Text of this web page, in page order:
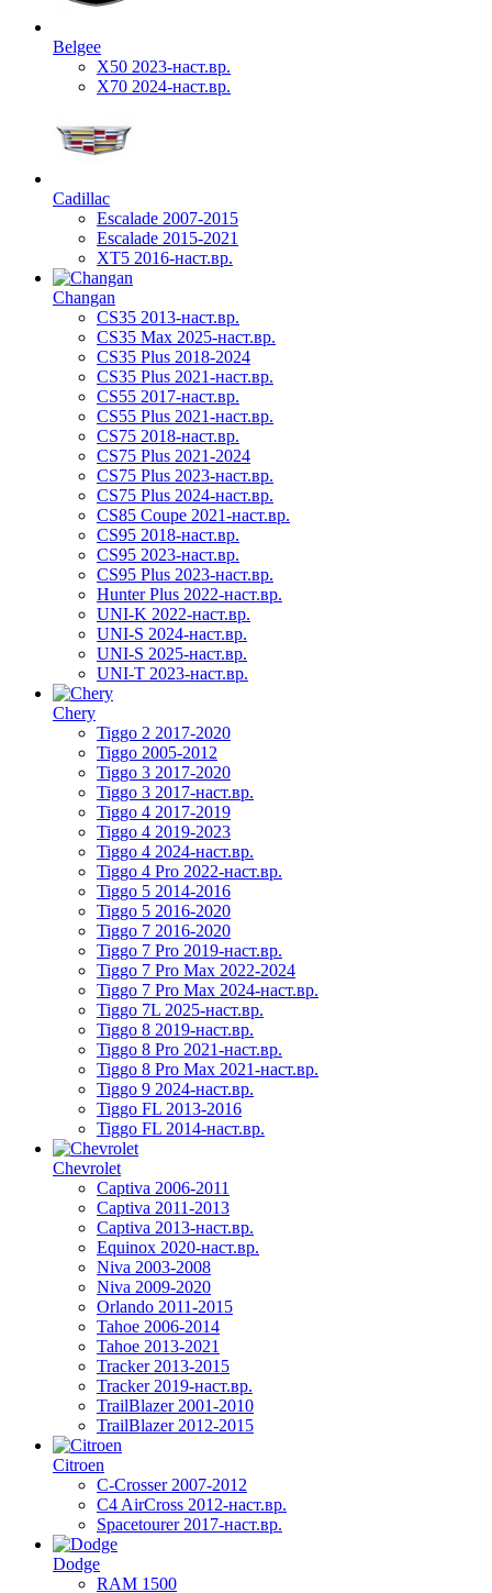
Belgee
X50 2023-наст.вр.
X70 2024-наст.вр.
Cadillac
Escalade 2007-2015
Escalade 2015-2021
XT5 2016-наст.вр.
Changan
CS35 2013-наст.вр.
CS35 Max 2025-наст.вр.
CS35 Plus 2018-2024
CS35 Plus 2021-наст.вр.
CS55 2017-наст.вр.
CS55 Plus 2021-наст.вр.
CS75 2018-наст.вр.
CS75 Plus 2021-2024
CS75 Plus 2023-наст.вр.
CS75 Plus 2024-наст.вр.
CS85 Coupe 2021-наст.вр.
CS95 2018-наст.вр.
CS95 2023-наст.вр.
CS95 Plus 2023-наст.вр.
Hunter Plus 2022-наст.вр.
UNI-K 2022-наст.вр.
UNI-S 2024-наст.вр.
UNI-S 2025-наст.вр.
UNI-T 2023-наст.вр.
Chery
Tiggo 2 2017-2020
Tiggo 2005-2012
Tiggo 3 2017-2020
Tiggo 3 2017-наст.вр.
Tiggo 4 2017-2019
Tiggo 4 2019-2023
Tiggo 4 2024-наст.вр.
Tiggo 4 Pro 2022-наст.вр.
Tiggo 5 2014-2016
Tiggo 5 2016-2020
Tiggo 7 2016-2020
Tiggo 7 Pro 2019-наст.вр.
Tiggo 7 Pro Max 2022-2024
Tiggo 7 Pro Max 2024-наст.вр.
Tiggo 7L 2025-наст.вр.
Tiggo 8 2019-наст.вр.
Tiggo 8 Pro 2021-наст.вр.
Tiggo 8 Pro Max 2021-наст.вр.
Tiggo 9 2024-наст.вр.
Tiggo FL 2013-2016
Tiggo FL 2014-наст.вр.
Chevrolet
Captiva 2006-2011
Captiva 2011-2013
Captiva 2013-наст.вр.
Equinox 2020-наст.вр.
Niva 2003-2008
Niva 2009-2020
Orlando 2011-2015
Tahoe 2006-2014
Tahoe 2013-2021
Tracker 2013-2015
Tracker 2019-наст.вр.
TrailBlazer 2001-2010
TrailBlazer 2012-2015
Citroen
C-Crosser 2007-2012
C4 AirCross 2012-наст.вр.
Spacetourer 2017-наст.вр.
Dodge
RAM 1500